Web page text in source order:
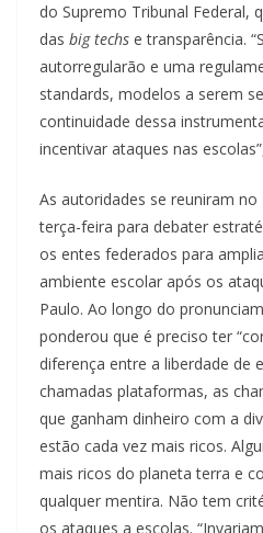
do Supremo Tribunal Federal,
das big techs e transparência.
autorregularão e uma
standards, modelos a serem
continuidade dessa
incentivar ataques nas
As autoridades se reuniram
terça-feira para debater
os entes federados para
ambiente escolar após os
Paulo. Ao longo do
ponderou que é preciso ter
diferença entre a liberdade de
chamadas plataformas, as
que ganham dinheiro com a
estão cada vez mais ricos.
mais ricos do planeta terra e
qualquer mentira. Não tem
os ataques a escolas.